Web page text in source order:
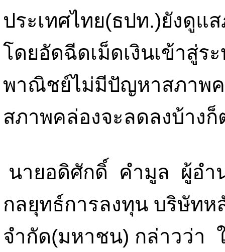
ประเทศไทย(ธปท.)ยังดู
โดยอัดฉีดเม็ดเงินเข้าสู่ร
พาณิชย์ไม่มีปัญหาสภาพค
สภาพคล่องจะลดลงบ้างก็
นายอดิศักดิ์ คำมูล ผู้อำ
กลยุทธ์การลงทุน บริษัทห
จำกัด(มหาชน) กล่าวว่า